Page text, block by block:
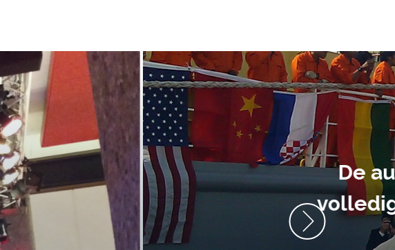
evenement heb ik
een aanrader! Alles